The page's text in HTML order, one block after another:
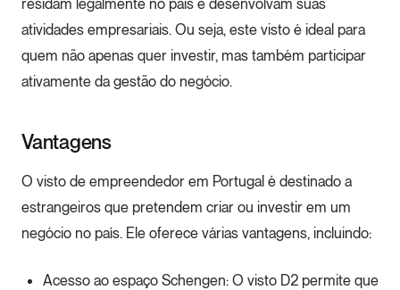
residam legalmente no país e desenvolvam suas
atividades empresariais. Ou seja, este visto é ideal para
quem não apenas quer investir, mas também participar
ativamente da gestão do negócio.
Vantagens
O visto de empreendedor em Portugal é destinado a
estrangeiros que pretendem criar ou investir em um
negócio no país. Ele oferece várias vantagens, incluindo:
Acesso ao espaço Schengen: O visto D2 permite que